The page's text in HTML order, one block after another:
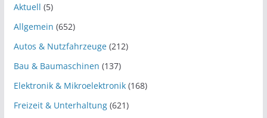
Aktuell (5)
Allgemein (652)
Autos & Nutzfahrzeuge(212)
Bau & Baumaschinen (137)
Elektronik & Mikroelektronik(168)
Freizeit & Unterhaltung(621)